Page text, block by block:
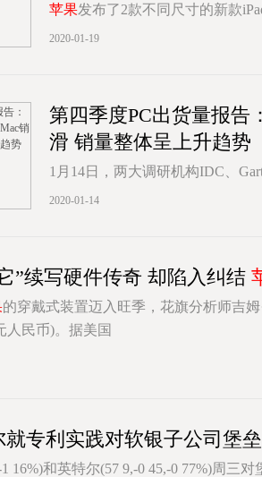
苹果发布了2款不同尺寸的新款
LCD屏幕，全新的iPad Pro还抛
2020-01-19
第四季度PC出货量报告
滑 销量整体呈上升趋势
1月14日，两大调研机构IDC、
PC出货报告》。由于统计方式的
2020-01-14
”续写硬件传奇 却陷入纠结
的穿戴式装置迈入旺季，花旗分析师吉
人民币)。据美国
就专利实践对软银子公司堡
1 16%)和英特尔(57 9,-0 45,-0 77%)周三